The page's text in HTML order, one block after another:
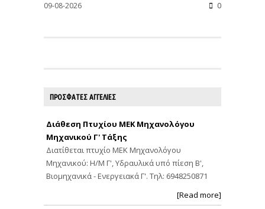
09-08-2026 0
ΠΡΟΣΦΑΤΕΣ ΑΓΓΕΛΙΕΣ
Διάθεση Πτυχίου ΜΕΚ Μηχανολόγου
Μηχανικού Γ' Τάξης
Διατίθεται πτυχίο ΜΕΚ Μηχανολόγου
Μηχανικού: Η/Μ Γ', Υδραυλικά υπό πίεση Β',
Βιομηχανικά - Ενεργειακά Γ'. Τηλ: 6948250871
[Read more]